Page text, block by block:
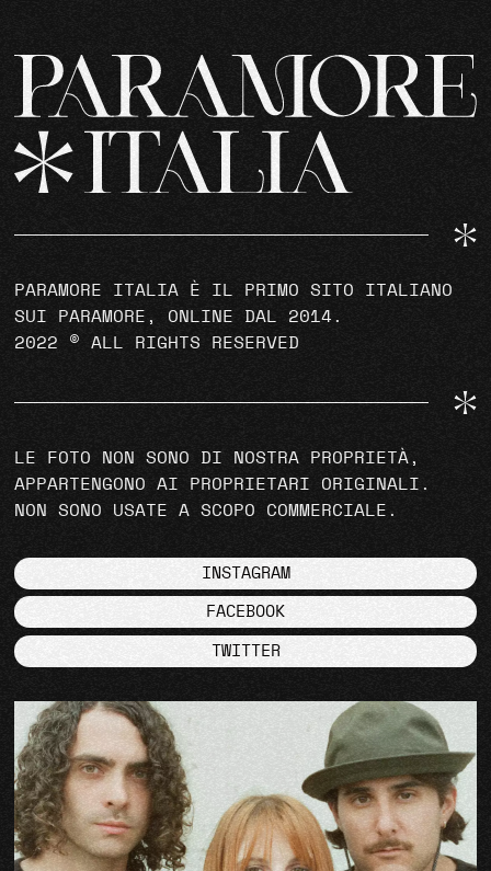
PARAMORE ITALIA È IL PRIMO SITO ITALIANO
SUI PARAMORE, ONLINE DAL 2014.
2022 © ALL RIGHTS RESERVED
LE FOTO NON SONO DI NOSTRA PROPRIETÀ,
APPARTENGONO AI PROPRIETARI ORIGINALI.
NON SONO USATE A SCOPO COMMERCIALE.
INSTAGRAM
FACEBOOK
TWITTER